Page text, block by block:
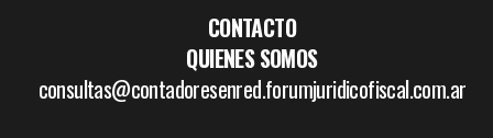
CONTACTO
QUIENES SOMOS
consultas@contadoresenred.forumjuridicofiscal.com.ar